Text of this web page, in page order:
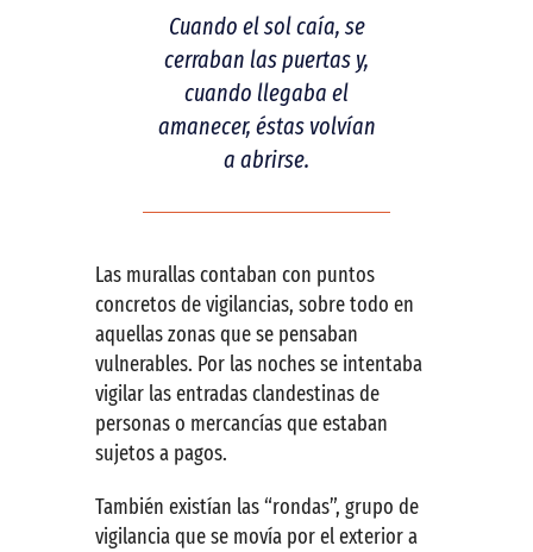
Cuando el sol caía, se
cerraban las puertas y,
cuando llegaba el
amanecer, éstas volvían
a abrirse.
Las murallas contaban con puntos
concretos de vigilancias, sobre todo en
aquellas zonas que se pensaban
vulnerables. Por las noches se intentaba
vigilar las entradas clandestinas de
personas o mercancías que estaban
sujetos a pagos.
También existían las “rondas”, grupo de
vigilancia que se movía por el exterior a